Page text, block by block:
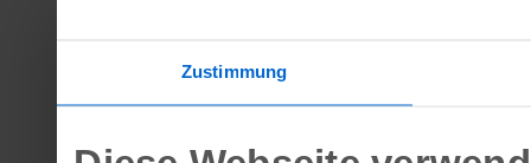
Zustimmung